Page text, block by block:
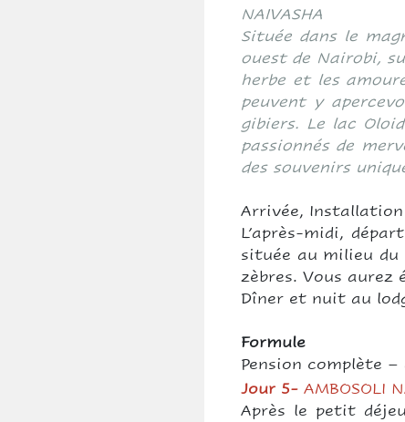
NAIVASHA
Située dans le
ouest de Nairobi,
herbe et les
peuvent y
gibiers. Le lac
passionnés de
des souvenirs
Arrivée, Installation
L’après-midi,
située au milieu du
zèbres. Vous aurez
Dîner et nuit au
Formule
Pension complète
Jour 5- AMBOSOLI
Après le petit